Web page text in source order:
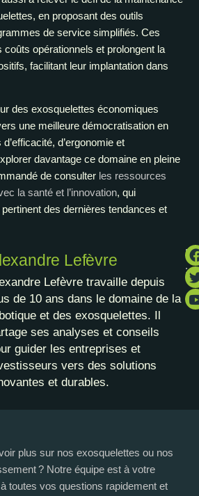
en proposant des outils
de service simplifiés. Ces
coûts opérationnels et prolongent la
facilitant leur implantation dans
des exosquelettes économiques
une meilleure démocratisation en
d’ergonomie et
davantage ce domaine en pleine
de consulter les ressources
la santé et l’innovation, qui
des dernières tendances et
Lefèvre
Lefèvre travaille depuis
de 10 ans dans le domaine de la
et des exosquelettes. Il
ses analyses et conseils
guider les entreprises et
vers des solutions
et durables.
:
plus sur nos exosquelettes ou nos
? Notre équipe est à votre
toutes vos questions rapidement et